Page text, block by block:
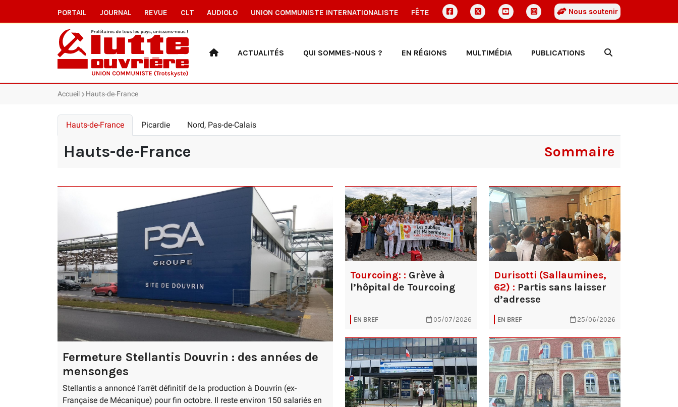
PORTAIL JOURNAL REVUE CLT AUDIOLO UNION COMMUNISTE INTERNATIONALISTE FÊTE Nous soutenir
ACTUALITÉS QUI SOMMES-NOUS ? EN RÉGIONS MULTIMÉDIA PUBLICATIONS
Accueil Hauts-de-France
Hauts-de-France Picardie Nord, Pas-de-Calais
Hauts-de-France Sommaire
Fermeture Stellantis Douvrin : des années de
mensonges
Stellantis a annoncé l’arrêt définitif de la production à Douvrin (ex-
Française de Mécanique) pour fin octobre. Il reste environ 150 salariés en
Tourcoing: : Grève à
l’hôpital de Tourcoing
EN BREF 05/07/2026
Durisotti (Sallaumines,
62) : Partis sans laisser
d’adresse
EN BREF 25/06/2026